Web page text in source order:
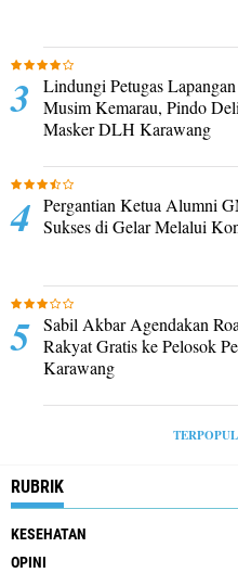
Lindungi Petugas
Musim Kemarau, Pindo
Masker DLH Karawang
Pergantian Ketua Alumni
Sukses di Gelar Melalui
Sabil Akbar Agendakan
Rakyat Gratis ke Pelosok
Karawang
RUBRIK
KESEHATAN
OPINI